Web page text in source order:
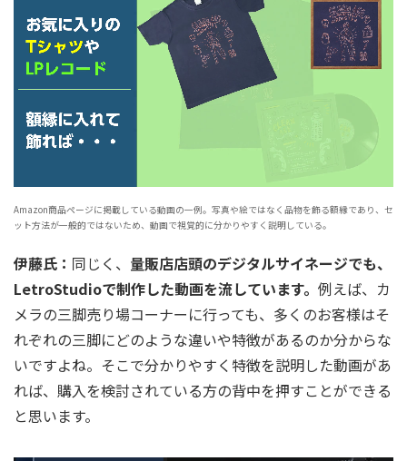
Amazon商品ページに掲載している動画の一例。写真や絵ではなく品物を飾る額縁であり、セ
ット方法が一般的ではないため、動画で視覚的に分かりやすく説明している。
伊藤氏： 同じく、 量販店店頭のデジタルサイネージでも、
LetroStudioで制作した動画を流しています。 例えば、カ
メラの三脚売り場コーナーに行っても、多くのお客様はそ
れぞれの三脚にどのような違いや特徴があるのか分からな
いですよね。そこで分かりやすく特徴を説明した動画があ
れば、購入を検討されている方の背中を押すことができる
と思います。